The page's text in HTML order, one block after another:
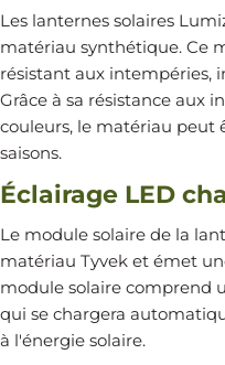
Les lanternes solaires
matériau synthétique. Ce
résistant aux intempéries,
Grâce à sa résistance aux
couleurs, le matériau peut
saisons.
Éclairage LED
Le module solaire de la
matériau Tyvek et émet
module solaire comprend
qui se chargera
à l'énergie solaire.